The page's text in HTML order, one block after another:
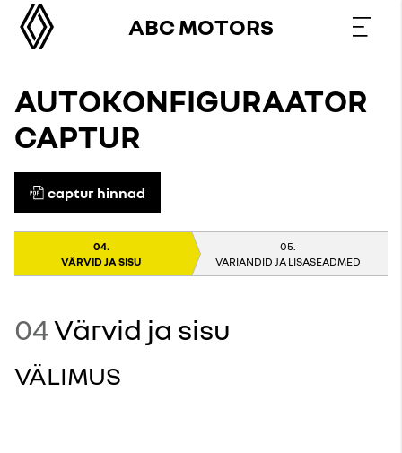
ABC MOTORS
AUTOKONFIGURAATOR
CAPTUR
captur hinnad
VÄRVID JA SISU VARIANDID JA LISASEADMED
04Värvid ja sisu
VÄLIMUS